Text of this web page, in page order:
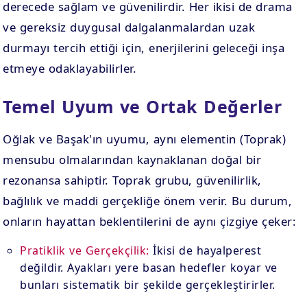
derecede sağlam ve güvenilirdir. Her ikisi de drama
ve gereksiz duygusal dalgalanmalardan uzak
durmayı tercih ettiği için, enerjilerini geleceği inşa
etmeye odaklayabilirler.
Temel Uyum ve Ortak Değerler
Oğlak ve Başak'ın uyumu, aynı elementin (Toprak)
mensubu olmalarından kaynaklanan doğal bir
rezonansa sahiptir. Toprak grubu, güvenilirlik,
bağlılık ve maddi gerçekliğe önem verir. Bu durum,
onların hayattan beklentilerini de aynı çizgiye çeker:
Pratiklik ve Gerçekçilik: İkisi de hayalperest
değildir. Ayakları yere basan hedefler koyar ve
bunları sistematik bir şekilde gerçekleştirirler.